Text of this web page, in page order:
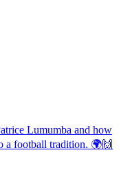
Lumumba and how
a football tradition. 🌍🙌